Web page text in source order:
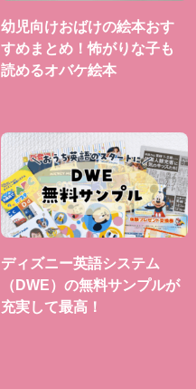
幼児向けおばけの絵本おす
すめまとめ！怖がりな子も
読めるオバケ絵本
ディズニー英語システム
（DWE）の無料サンプルが
充実して最高！